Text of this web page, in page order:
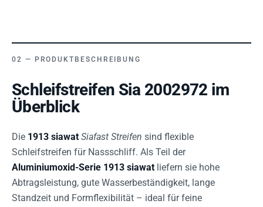
PRODUKTBESCHREIBUNG
Schleifstreifen Sia 2002972 im
Überblick
Die 1913 siawat Siafast Streifen sind flexible
Schleifstreifen für Nassschliff. Als Teil der
Aluminiumoxid-Serie 1913 siawat liefern sie hohe
Abtragsleistung, gute Wasserbeständigkeit, lange
Standzeit und Formflexibilität – ideal für feine